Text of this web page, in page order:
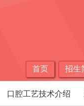
首页 招生
口腔工艺技术介绍